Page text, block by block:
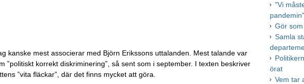
kanske mest associerar med Björn Erikssons uttalanden. Mest talande var
”politiskt korrekt diskriminering”, så sent som i september. I texten beskriver
”vita fläckar”, där det finns mycket att göra.
"Vi
Gör
Samla
örat
Vem tar